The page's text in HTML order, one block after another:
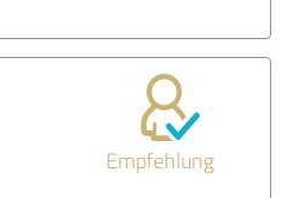
Empfehlung